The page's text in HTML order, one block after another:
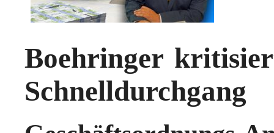
Boehringer
Schnelldurchgang